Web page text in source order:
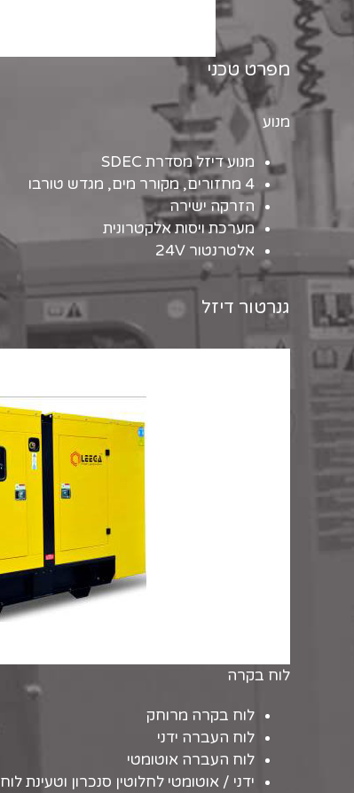
מפרט טכני
מנוע
מנוע דיזל מסדרת SDEC
4 מחזורים, מקורר מים, מגדש טורבו
הזרקה ישירה
מערכת ויסות אלקטרונית
אלטרנטור 24V
גנרטור דיזל
לוח בקרה
לוח בקרה מרוחק
לוח העברה ידני
לוח העברה אוטומטי
ידני / אוטומטי לחלוטין סנכרון וטעינת לוח